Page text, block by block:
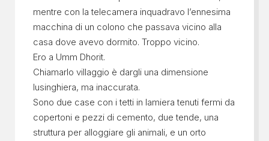
mentre con la telecamera inquadravo l’ennesima
macchina di un colono che passava vicino alla
casa dove avevo dormito. Troppo vicino.
Ero a Umm Dhorit.
Chiamarlo villaggio è dargli una dimensione
lusinghiera, ma inaccurata.
Sono due case con i tetti in lamiera tenuti fermi da
copertoni e pezzi di cemento, due tende, una
struttura per alloggiare gli animali, e un orto